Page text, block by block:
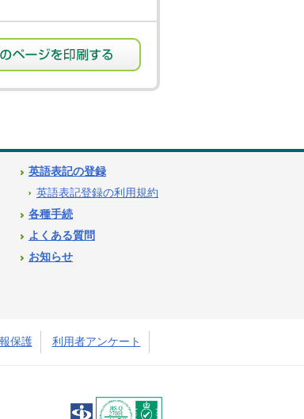
英語表記の登録
英語表記登録の利用規約
各種手続
よくある質問
お知らせ
保護 利用者アンケート